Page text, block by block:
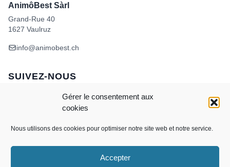
Gérer le consentement aux
cookies
Nous utilisons des cookies pour optimiser notre site web et notre service.
Accepter
AnimôBest Sàrl
Grand-Rue 40
1627 Vaulruz
info@animobest.ch
SUIVEZ-NOUS
MasterCardCredit